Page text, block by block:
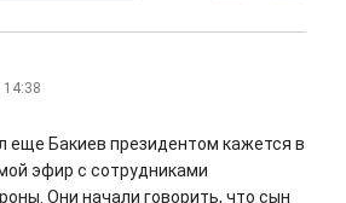
14:38
еще Бакиев президентом кажется в
эфир с сотрудниками
Они начали говорить, что сын